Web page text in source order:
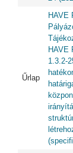
Űrlap
HAVE
HAVE
1.3.2-